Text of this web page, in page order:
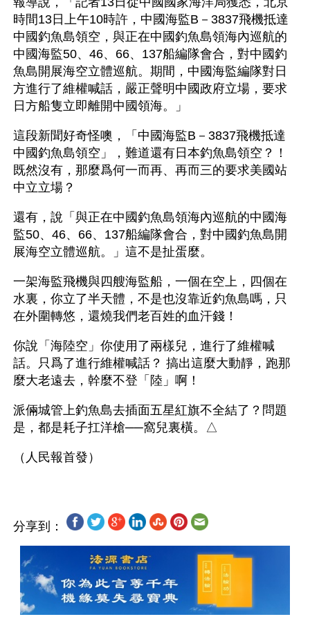
時間13日上午10時許，中國海監B－3837飛機抵達
中國釣魚島領空，與正在中國釣魚島領海內巡航的
中國海監50、46、66、137船編隊會合，對中國釣
魚島開展海空立體巡航。期間，中國海監編隊對日
方進行了維權喊話，嚴正聲明中國政府立場，要求
日方船隻立即離開中國領海。」
這段新聞好奇怪噢，「中國海監B－3837飛機抵達
中國釣魚島領空」，難道還有日本釣魚島領空？！
既然沒有，那麼爲何一而再、再而三的要求美國站
中立立場？
還有，說「與正在中國釣魚島領海內巡航的中國海
監50、46、66、137船編隊會合，對中國釣魚島開
展海空立體巡航。」這不是扯蛋麼。
一架海監飛機與四艘海監船，一個在空上，四個在
水裏，你立了半天體，不是也沒靠近釣魚島嗎，只
在外圍轉悠，還燒我們老百姓的血汗錢！
你說「海陸空」你使用了兩樣兒，進行了維權喊
話。只爲了進行維權喊話？ 搞出這麼大動靜，跑那
麼大老遠去，幹麼不登「陸」啊！
派倆城管上釣魚島去插面五星紅旗不全結了？問題
是，都是耗子扛洋槍──窩兒裏橫。△
分享到：